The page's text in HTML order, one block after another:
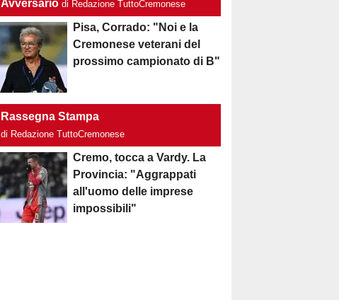
Avversario di Redazione TuttoCremonese
Pisa, Corrado: "Noi e la
Cremonese veterani del
prossimo campionato di B"
Rassegna Stampa
di Redazione TuttoCremonese
Cremo, tocca a Vardy. La
Provincia: "Aggrappati
all'uomo delle imprese
impossibili"